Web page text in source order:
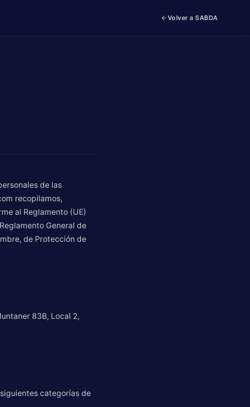
Volver a SABDA
de las
recopilamos,
al Reglamento (UE)
General de
de Protección de
83B, Local 2,
categorías de